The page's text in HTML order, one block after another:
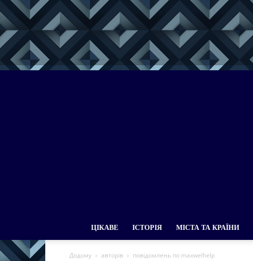
ЦІКАВЕ ІСТОРІЯ МІСТА ТА КРАЇНИ
Додому авторів повідомлень по maxwelhelp